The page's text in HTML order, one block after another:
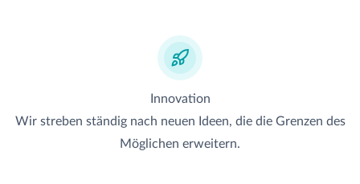
Innovation
Wir streben ständig nach neuen Ideen, die die Grenzen des
Möglichen erweitern.